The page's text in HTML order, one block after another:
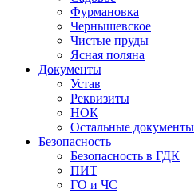
Фурмановка
Чернышевское
Чистые пруды
Ясная поляна
Документы
Устав
Реквизиты
НОК
Остальные документы
Безопасность
Безопасность в ГДК
ПИТ
ГО и ЧС